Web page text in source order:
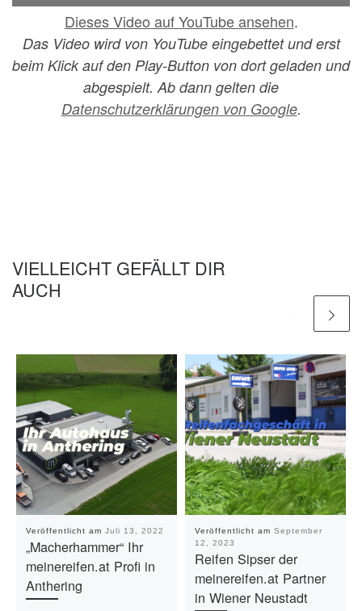
Dieses Video auf YouTube ansehen.
Das Video wird von YouTube eingebettet und erst
beim Klick auf den Play-Button von dort geladen und
abgespielt. Ab dann gelten die
Datenschutzerklärungen von Google.
VIELLEICHT GEFÄLLT DIR
AUCH
Veröffentlicht am Juli 13, 2022
„Macherhammer“ Ihr
meinereifen.at Profi in
Anthering
Veröffentlicht am September
12, 2023
Reifen Sipser der
meinereifen.at Partner
in Wiener Neustadt